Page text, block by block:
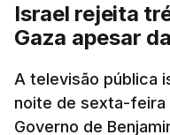
Israel rejeita
Gaza apesar
A televisão pública
noite de sexta-feira
Governo de